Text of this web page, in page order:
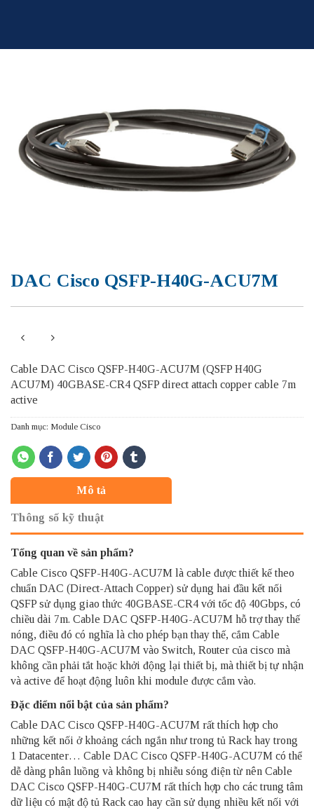
DAC Cisco QSFP-H40G-ACU7M
Cable DAC Cisco QSFP-H40G-ACU7M (QSFP H40G
ACU7M) 40GBASE-CR4 QSFP direct attach copper cable 7m
active
Danh mục: Module Cisco
Mô tả
Thông số kỹ thuật
Tổng quan về sản phẩm?
Cable Cisco QSFP-H40G-ACU7M là cable được thiết kế theo
chuẩn DAC (Direct-Attach Copper) sử dụng hai đầu kết nối
QSFP sử dụng giao thức 40GBASE-CR4 với tốc độ 40Gbps, có
chiều dài 7m. Cable DAC QSFP-H40G-ACU7M hỗ trợ thay thế
nóng, điều đó có nghĩa là cho phép bạn thay thế, cắm Cable
DAC QSFP-H40G-ACU7M vào Switch, Router của cisco mà
không cần phải tắt hoặc khởi động lại thiết bị, mà thiết bị tự nhận
và active để hoạt động luôn khi module được cắm vào.
Đặc điểm nổi bật của sản phẩm?
Cable DAC Cisco QSFP-H40G-ACU7M rất thích hợp cho
những kết nối ở khoảng cách ngắn như trong tủ Rack hay trong
1 Datacenter… Cable DAC Cisco QSFP-H40G-ACU7M có thể
dễ dàng phân luồng và không bị nhiễu sóng điện từ nên Cable
DAC Cisco QSFP-H40G-CU7M rất thích hợp cho các trung tâm
dữ liệu có mật độ tủ Rack cao hay cần sử dụng nhiều kết nối với